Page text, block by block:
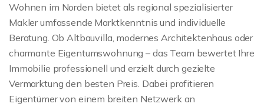
Wohnen im Norden bietet als regional spezialisierter
Makler umfassende Marktkenntnis und individuelle
Beratung. Ob Altbauvilla, modernes Architektenhaus oder
charmante Eigentumswohnung – das Team bewertet Ihre
Immobilie professionell und erzielt durch gezielte
Vermarktung den besten Preis. Dabei profitieren
Eigentümer von einem breiten Netzwerk an